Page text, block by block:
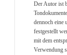
Der Autor ist
dennoch eine
festgestellt
mit dem
Verwendung